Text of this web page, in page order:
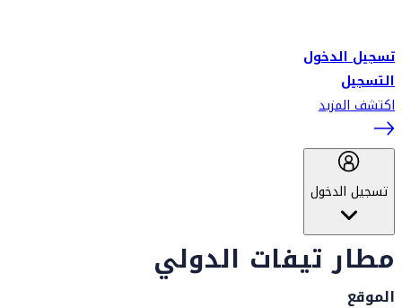
تسجيل الدخول
التسجيل
اكتشف المزيد
تسجيل الدخول
مطار تيفات الدولي
الموقع